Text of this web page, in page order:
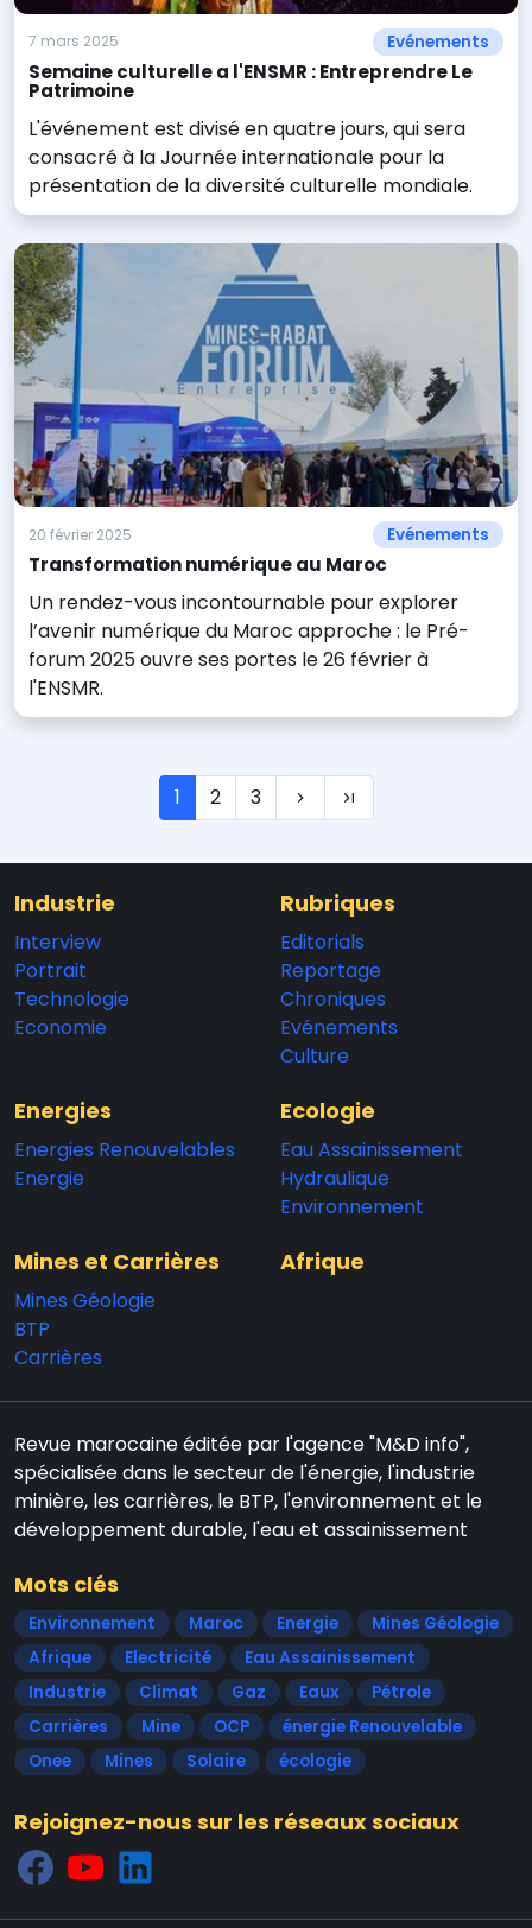
7 mars 2025 Evénements
Semaine culturelle a l'ENSMR : Entreprendre Le
Patrimoine
L'événement est divisé en quatre jours, qui sera
consacré à la Journée internationale pour la
présentation de la diversité culturelle mondiale.
20 février 2025 Evénements
Transformation numérique au Maroc
Un rendez-vous incontournable pour explorer
l’avenir numérique du Maroc approche : le Pré-
forum 2025 ouvre ses portes le 26 février à
l'ENSMR.
1 2 3
Industrie
Interview
Portrait
Technologie
Economie
Rubriques
Editorials
Reportage
Chroniques
Evénements
Culture
Energies
Energies Renouvelables
Energie
Ecologie
Eau Assainissement
Hydraulique
Environnement
Mines et Carrières
Mines Géologie
BTP
Carrières
Afrique
Revue marocaine éditée par l'agence "M&D info",
spécialisée dans le secteur de l'énergie, l'industrie
minière, les carrières, le BTP, l'environnement et le
développement durable, l'eau et assainissement
Mots clés
Environnement Maroc Energie
Mines Géologie
Afrique
Electricité
Eau Assainissement
Industrie
Climat Gaz Eaux
Pétrole
Carrières
Mine OCP
énergie Renouvelable
Onee
Mines Solaire écologie
Rejoignez-nous sur les réseaux sociaux